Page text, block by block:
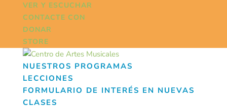
VER Y ESCUCHAR
CONTACTE CON
DONAR
STORE
NUESTROS PROGRAMAS
LECCIONES
FORMULARIO DE INTERÉS EN NUEVAS
CLASES